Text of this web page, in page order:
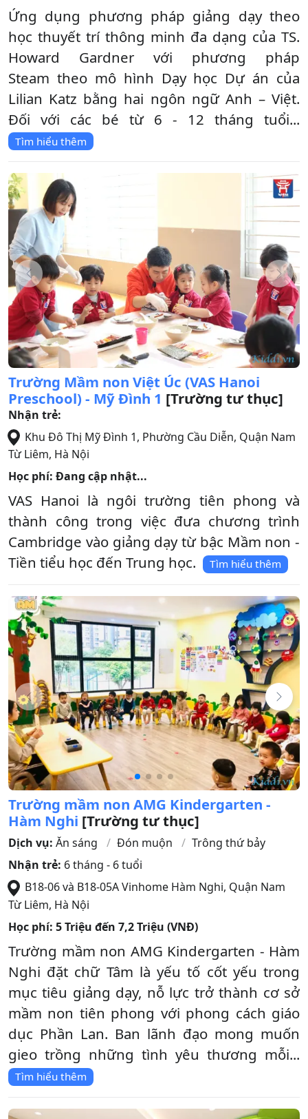
Ứng dụng phương pháp giảng dạy theo
học thuyết trí thông minh đa dạng của TS.
Howard Gardner với phương pháp
Steam theo mô hình Dạy học Dự án của
Lilian Katz bằng hai ngôn ngữ Anh – Việt.
Đối với các bé từ 6 - 12 tháng tuổi...
Tìm hiểu thêm
Trường Mầm non Việt Úc (VAS Hanoi
Preschool) - Mỹ Đình 1 [Trường tư thục]
Nhận trẻ:
Khu Đô Thị Mỹ Đình 1, Phường Cầu Diễn, Quận Nam
Từ Liêm, Hà Nội
Học phí: Đang cập nhật...
VAS Hanoi là ngôi trường tiên phong và
thành công trong việc đưa chương trình
Cambridge vào giảng dạy từ bậc Mầm non -
Tiền tiểu học đến Trung học.
Tìm hiểu thêm
Trường mầm non AMG Kindergarten -
Hàm Nghi [Trường tư thục]
Dịch vụ: Ăn sáng Đón muộn
Trông thứ bảy
Nhận trẻ: 6 tháng - 6 tuổi
B18-06 và B18-05A Vinhome Hàm Nghi, Quận Nam
Từ Liêm, Hà Nội
Học phí: 5 Triệu đến 7,2 Triệu (VNĐ)
Trường mầm non AMG Kindergarten - Hàm
Nghi đặt chữ Tâm là yếu tố cốt yếu trong
mục tiêu giảng dạy, nỗ lực trở thành cơ sở
mầm non tiên phong với phong cách giáo
dục Phần Lan. Ban lãnh đạo mong muốn
gieo trồng những tình yêu thương mỗi...
Tìm hiểu thêm